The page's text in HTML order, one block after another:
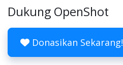
Dukung OpenShot
Donasikan Sekarang!